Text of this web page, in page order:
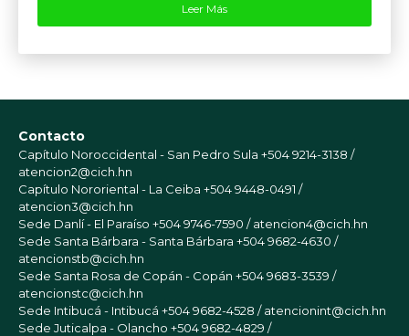
Leer Más
Contacto
Capítulo Noroccidental - San Pedro Sula +504 9214-3138 /
atencion2@cich.hn
Capítulo Nororiental - La Ceiba +504 9448-0491 /
atencion3@cich.hn
Sede Danlí - El Paraíso +504 9746-7590 / atencion4@cich.hn
Sede Santa Bárbara - Santa Bárbara +504 9682-4630 /
atencionstb@cich.hn
Sede Santa Rosa de Copán - Copán +504 9683-3539 /
atencionstc@cich.hn
Sede Intibucá - Intibucá +504 9682-4528 / atencionint@cich.hn
Sede Juticalpa - Olancho +504 9682-4829 /